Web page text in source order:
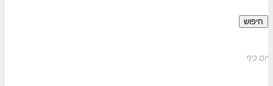
חיפוש
יום כיף